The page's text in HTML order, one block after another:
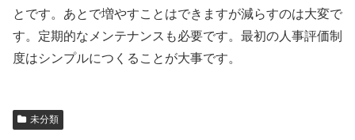
とです。あとで増やすことはできますが減らすのは大変で
す。定期的なメンテナンスも必要です。最初の人事評価制
度はシンプルにつくることが大事です。
未分類